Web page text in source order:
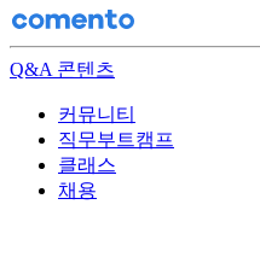
Q&A 콘텐츠
커뮤니티
직무부트캠프
클래스
채용